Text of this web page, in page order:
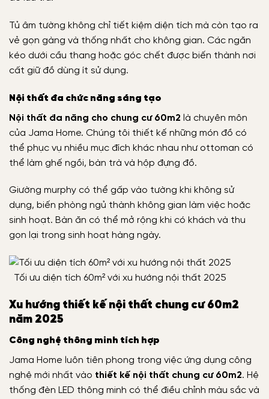
Tủ âm tường không chỉ tiết kiệm diện tích mà còn tạo ra
vẻ gọn gàng và thống nhất cho không gian. Các ngăn
kéo dưới cầu thang hoặc góc chết được biến thành nơi
cất giữ đồ dùng ít sử dụng.
Nội thất đa chức năng sáng tạo
Nội thất đa năng cho chung cư 60m2 là chuyên môn
của Jama Home. Chúng tôi thiết kế những món đồ có
thể phục vụ nhiều mục đích khác nhau như ottoman có
thể làm ghế ngồi, bàn trà và hộp đựng đồ.
Giường murphy có thể gấp vào tường khi không sử
dụng, biến phòng ngủ thành không gian làm việc hoặc
sinh hoạt. Bàn ăn có thể mở rộng khi có khách và thu
gọn lại trong sinh hoạt hàng ngày.
Tối ưu diện tích 60m² với xu hướng nội thất 2025
Xu hướng thiết kế nội thất chung cư 60m2
năm 2025
Công nghệ thông minh tích hợp
Jama Home luôn tiên phong trong việc ứng dụng công
nghệ mới nhất vào thiết kế nội thất chung cư 60m2. Hệ
thống đèn LED thông minh có thể điều chỉnh màu sắc và